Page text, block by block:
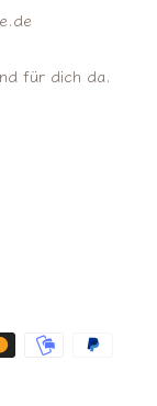
für dich da.